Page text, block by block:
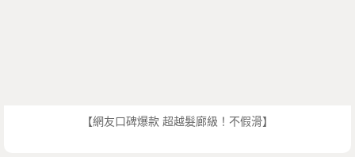
【網友口碑爆款 超越髮廊級！不假滑】